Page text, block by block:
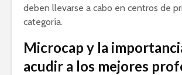
deben llevarse a cabo en centros de
categoría.
Microcap y la
acudir a los mejores